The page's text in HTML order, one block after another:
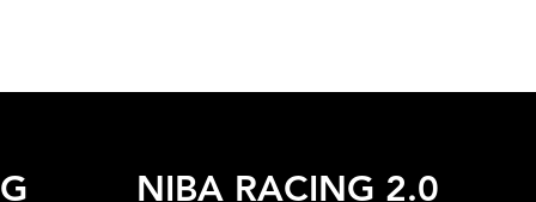
NIBA RACING 2.0